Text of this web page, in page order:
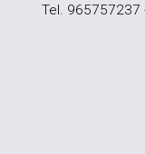
Tel. 965757237